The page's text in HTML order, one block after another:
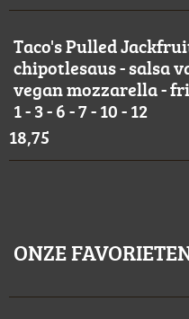
Taco's Pulled
chipotlesaus - salsa
vegan mozzarella -
1 - 3 - 6 - 7 - 10 - 12
18,75
ONZE